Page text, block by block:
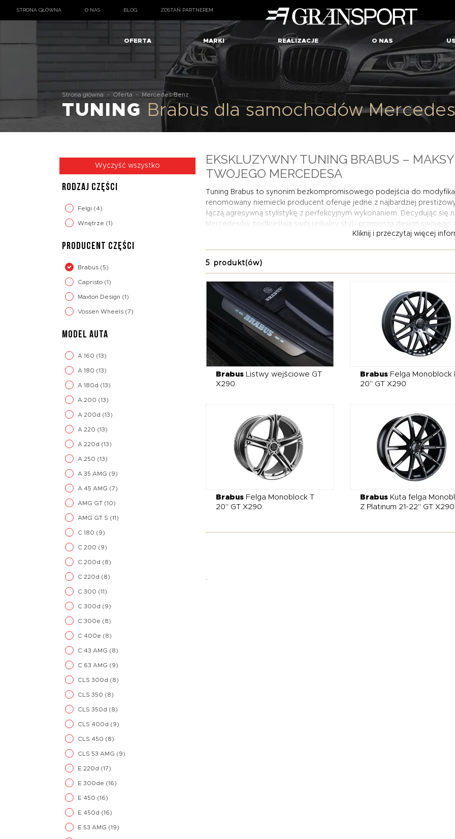
STRONA GŁÓWNA O NAS BLOG ZOSTAŃ PARTNEREM
OFERTA MARKI REALIZACJE O NAS
Strona główna - Oferta - Mercedes-Benz
TUNING Brabus dla samochodów
Wyczyść wszystko
RODZAJ CZĘŚCI
Felgi (4)
Wnętrze (1)
PRODUCENT CZĘŚCI
Brabus (5)
Capristo (1)
Maxton Design (1)
Vossen Wheels (7)
MODEL AUTA
A 160 (13)
A 180 (13)
A 180d (13)
A 200 (13)
A 200d (13)
A 220 (13)
A 220d (13)
A 250 (13)
A 35 AMG (9)
A 45 AMG (7)
AMG GT (10)
AMG GT S (11)
C 180 (9)
C 200 (9)
C 200d (8)
C 220d (8)
C 300 (11)
C 300d (9)
C 300e (8)
C 400e (8)
C 43 AMG (8)
C 63 AMG (9)
CLS 300d (8)
CLS 350 (8)
CLS 350d (8)
CLS 400d (9)
CLS 450 (8)
CLS 53 AMG (9)
E 220d (17)
E 300de (16)
E 450 (16)
E 450d (16)
E 53 AMG (19)
EKSKLUZYWNY TUNING BRABUS –
TWOJEGO MERCEDESA
Tuning Brabus to synonim bezkompromisowego podejścia do
renomowany niemiecki producent oferuje jedne z najbardziej
łączą agresywną stylistykę z perfekcyjnym wykonaniem. Decydując się
Mercedesów podkreślają swój unikalny styl i przenoszą design
spojlery, dyfuzory, progi czy zderzaki – to przemyślana filozofia
W ofercie tuningowej Brabus znajdziesz najwyższej jakości elementy
Dopełnieniem całości są kute felgi Brabus, sportowe wydechy – także
które nadają dźwiękowi silnika wyjątkowego charakteru. Każdy detal,
zaprojektowany z myślą o najbardziej wymagających entuzjastach
bezkompromisową jakość, prestiż i indywidualny styl – to tuning dla
wyglądu auta.
Kliknij i przeczytaj więcej
5 produkt(ów)
BrabusListwy wejściowe GT
X290
BrabusFelga Monoblock
20" GT X290
BrabusFelga Monoblock T
20" GT X290
BrabusKuta felga
Z Platinum 21-22" GT X290
.